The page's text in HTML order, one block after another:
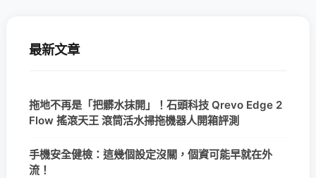
最新文章
拖地不再是「把髒水抹開」！石頭科技 Qrevo Edge 2
Flow 搖滾天王 滾筒活水掃拖機器人開箱評測
手機安全健檢：這幾個設定沒關，個資可能早就在外
流！